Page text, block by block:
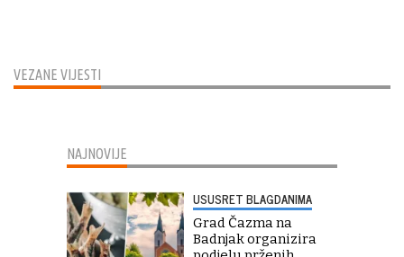
VEZANE VIJESTI
NAJNOVIJE
USUSRET BLAGDANIMA
Grad Čazma na
Badnjak organizira